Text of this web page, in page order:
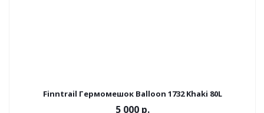
Finntrail Гермомешок Balloon 1732 Khaki 80L
5 000 р.